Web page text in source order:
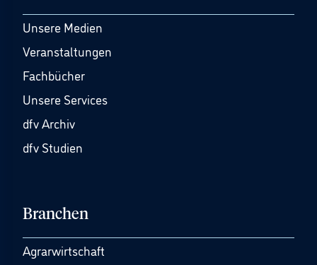
Unsere Medien
Veranstaltungen
Fachbücher
Unsere Services
dfv Archiv
dfv Studien
Branchen
Agrarwirtschaft